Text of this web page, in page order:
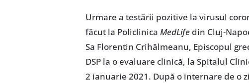
Urmare a testării pozitive la virusul
făcut la Policlinica MedLifedin Cluj-
Sa Florentin Crihălmeanu, Episcopul
DSP la o evaluare clinică, la Spitalul
2 ianuarie 2021. După o internare de o